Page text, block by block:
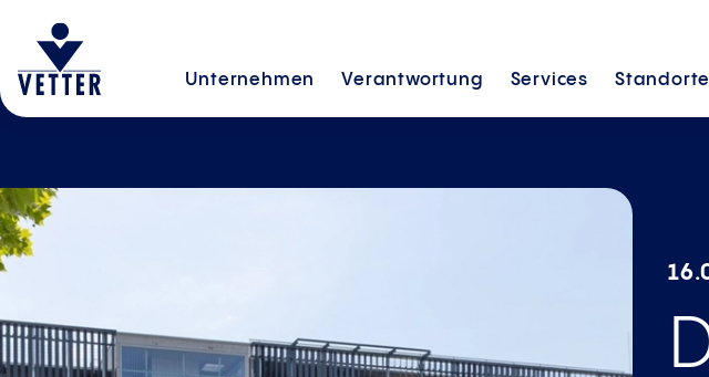
Unternehmen Verantwortung Services Standorte
Dreimal Förderung